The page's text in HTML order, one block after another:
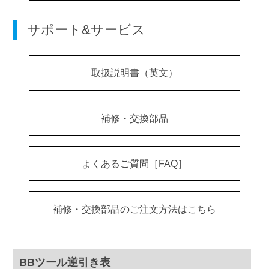
サポート&サービス
取扱説明書（英文）
補修・交換部品
よくあるご質問［FAQ］
補修・交換部品のご注文方法はこちら
BBツール逆引き表